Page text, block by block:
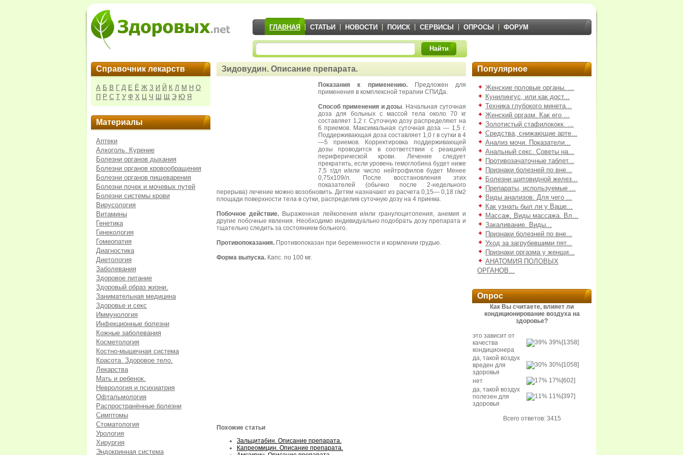
ГЛАВНАЯ СТАТЬИ НОВОСТИ ПОИСК СЕРВИСЫ ОПРОСЫ ФОРУМ
Найти
Справочник лекарств
А Б В Г Д Е Ё Ж З И Й К Л М Н О
П Р С Т У Ф Х Ц Ч Ш Щ Э Ю Я
Материалы
Аптеки
Алкоголь. Курение
Болезни органов дыхания
Болезни органов кровообращения
Болезни органов пищеварения
Болезни почек и мочевых путей
Болезни системы крови
Вирусология
Витамины
Генетика
Гинекология
Гомеопатия
Диагностика
Диетология
Заболевания
Здоровое питание
Здоровый образ жизни.
Занимательная медицина
Здоровье и секс
Иммунология
Инфекционные болезни
Кожные заболевания
Косметология
Костно-мышечная система
Красота. Здоровое тело.
Лекарства
Мать и ребенок.
Неврология и психиатрия
Офтальмология
Распространённые болезни
Симптомы
Стоматология
Урология
Хирургия
Эндокринная система
Зидовудин. Описание препарата.
Показания к применению.Предложен для
применения в комплексной терапии СПИДа.
Способ применения и дозы. Начальная суточная
доза для больных с массой тела около 70 кг
составляет 1,2 г. Суточную дозу распределяют на
6 приемов. Максимальная суточная доза — 1,5 г.
Поддерживающая доза составляет 1,0 г в сутки в 4
—5 приемов. Корректировка поддерживающей
дозы проводится в соответствии с реакцией
периферической крови. Лечение следует
прекратить, если уровень гемоглобина будет ниже
7,5 г/дл и/или число нейтрофилов будет Менее
0,75х109/л. После восстановления этих
показателей (обычно после 2-недельного
перерыва) лечение можно возобновить. Детям назначают из расчета 0,15— 0,18 г/м2
площади поверхности тела в сутки, распределив суточную дозу на 4 приема.
Побочное действие. Выраженная лейкопения и/или гранулоцитопения, анемия и
другие побочные явления. Необходимо индивидуально подобрать дозу препарата и
тщательно следить за состоянием больного.
Противопоказания. Противопоказан при беременности и кормлении грудью.
Форма выпуска. Капс. по 100 мг.
Похожие статьи
Зальцитабин. Описание препарата.
Капреомицин. Описание препарата.
Популярное
Женские половые органы. ...
Кунилингус, или как дост...
Техника глубокого минета...
Женский оргазм. Как его ...
Золотистый стафилококк. ...
Средства, снижающие арте...
Анализ мочи. Показатели...
Анальный секс. Советы на...
Противозачаточные таблет...
Признаки болезней по вне...
Болезни щитовидной желез...
Препараты, используемые ...
Виды анализов. Для чего ...
Как узнать был ли у Ваше...
Массаж. Виды массажа. Вл...
Закаливание. Виды...
Признаки болезней по вне...
Уход за загрубевшими пят...
Признаки оргазма у женщи...
АНАТОМИЯ ПОЛОВЫХ
ОРГАНОВ...
Опрос
Как Вы считаете, влияет ли
кондиционирование воздуха на
здоровье?
это зависит от
качества
кондиционера
39%[1358]
да, такой воздух
вреден для
здоровья
30%[1058]
нет 17%[602]
да, такой воздух
полезен для
здоровья
11%[397]
Всего ответов: 3415